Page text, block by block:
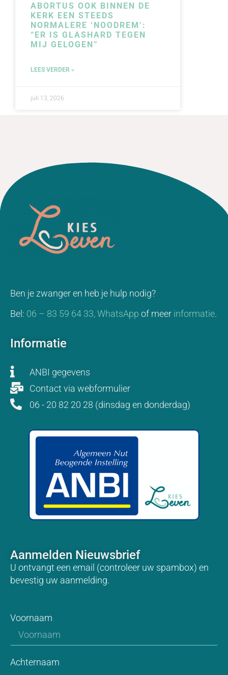
ABORTUS OOK BINNEN DE
KERK EEN STEEDS
NORMALERE ‘NOODREM’:
“ER IS GLASHARD TEGEN
MIJ GELOGEN”
LEES VERDER »
juli 13, 2026
Ben je zwanger en heb je hulp nodig?
Bel: 06 – 83 59 64 33,WhatsApp of meer informatie.
Informatie
ANBI gegevens
Contact via webformulier
06 - 20 82 20 28 (dinsdag en donderdag)
Aanmelden Nieuwsbrief
U ontvangt een email (controleer uw spambox) en
bevestig uw aanmelding.
Voornaam
Achternaam